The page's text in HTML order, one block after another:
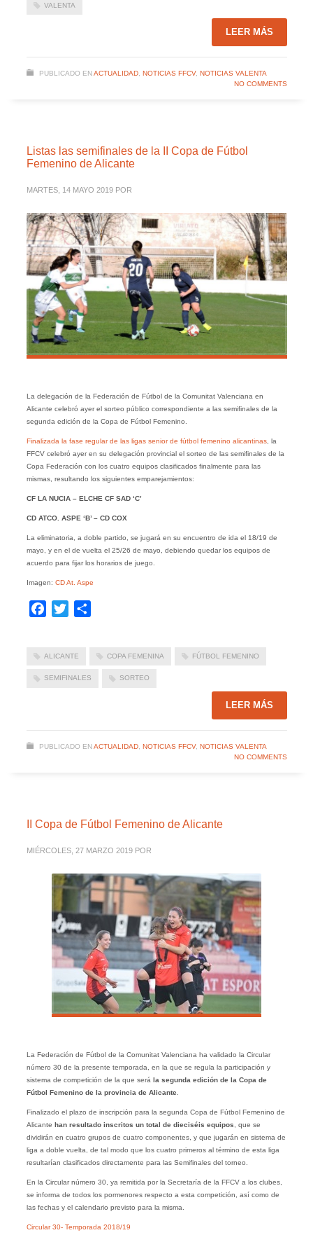
VALENTA
LEER MÁS
PUBLICADO EN ACTUALIDAD, NOTICIAS FFCV, NOTICIAS VALENTA
NO COMMENTS
Listas las semifinales de la II Copa de Fútbol
Femenino de Alicante
MARTES, 14 MAYO 2019 POR
La delegación de la Federación de Fútbol de la Comunitat Valenciana en
Alicante celebró ayer el sorteo público correspondiente a las semifinales de la
segunda edición de la Copa de Fútbol Femenino.
Finalizada la fase regular de las ligas senior de fútbol femenino alicantinas, la
FFCV celebró ayer en su delegación provincial el sorteo de las semifinales de la
Copa Federación con los cuatro equipos clasificados finalmente para las
mismas, resultando los siguientes emparejamientos:
CF LA NUCIA – ELCHE CF SAD ‘C’
CD ATCO. ASPE ‘B’ – CD COX
La eliminatoria, a doble partido, se jugará en su encuentro de ida el 18/19 de
mayo, y en el de vuelta el 25/26 de mayo, debiendo quedar los equipos de
acuerdo para fijar los horarios de juego.
Imagen: CD At. Aspe
Facebook
Twitter
ALICANTE COPA FEMENINA FÚTBOL FEMENINO
SEMIFINALES SORTEO
LEER MÁS
PUBLICADO EN ACTUALIDAD, NOTICIAS FFCV, NOTICIAS VALENTA
NO COMMENTS
II Copa de Fútbol Femenino de Alicante
MIÉRCOLES, 27 MARZO 2019 POR
La Federación de Fútbol de la Comunitat Valenciana ha validado la Circular
número 30 de la presente temporada, en la que se regula la participación y
sistema de competición de la que será la segunda edición de la Copa de
Fútbol Femenino de la provincia de Alicante.
Finalizado el plazo de inscripción para la segunda Copa de Fútbol Femenino de
Alicante han resultado inscritos un total de dieciséis equipos , que se
dividirán en cuatro grupos de cuatro componentes, y que jugarán en sistema de
liga a doble vuelta, de tal modo que los cuatro primeros al término de esta liga
resultarían clasificados directamente para las Semifinales del torneo.
En la Circular número 30, ya remitida por la Secretaría de la FFCV a los clubes,
se informa de todos los pormenores respecto a esta competición, así como de
las fechas y el calendario previsto para la misma.
Circular 30- Temporada 2018/19